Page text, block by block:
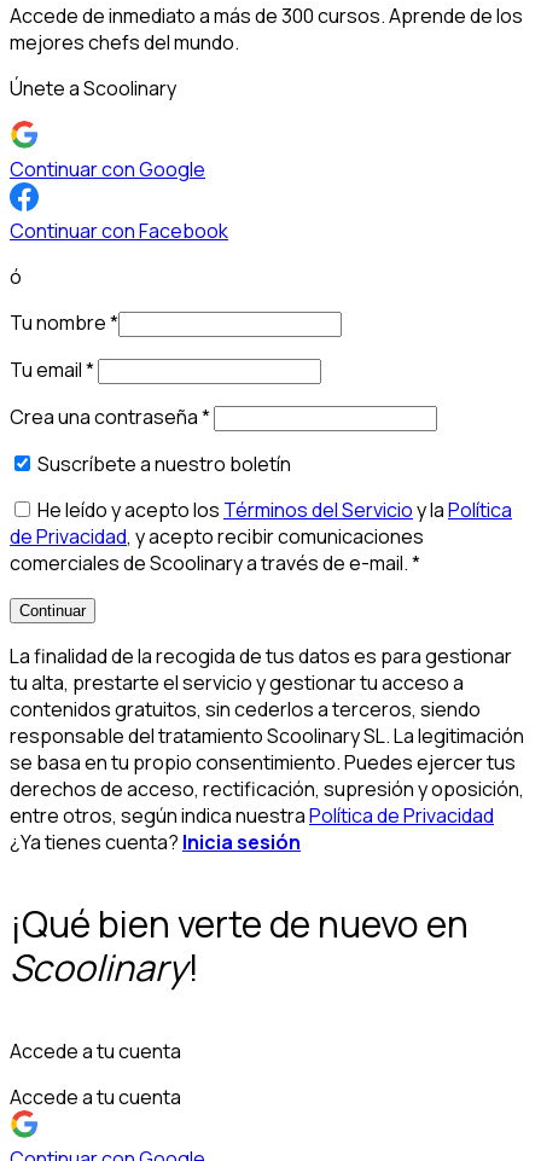
Accede de inmediato a más de 300 cursos. Aprende de los
mejores chefs del mundo.
Únete a Scoolinary
Continuar con Google
Continuar con Facebook
ó
Tu nombre*
Tu email*
Crea una contraseña*
Suscríbete a nuestro boletín
He leído y acepto los Términos del Servicioy laPolítica
de Privacidad, y acepto recibir comunicaciones
comerciales de Scoolinary a través de e-mail.*
Continuar
La finalidad de la recogida de tus datos es para gestionar
tu alta, prestarte el servicio y gestionar tu acceso a
contenidos gratuitos, sin cederlos a terceros, siendo
responsable del tratamiento Scoolinary SL. La legitimación
se basa en tu propio consentimiento. Puedes ejercer tus
derechos de acceso, rectificación, supresión y oposición,
entre otros, según indica nuestraPolítica de Privacidad
¿Ya tienes cuenta? Inicia sesión
¡Qué bien verte de nuevo en
Scoolinary!
Accede a tu cuenta
Accede a tu cuenta